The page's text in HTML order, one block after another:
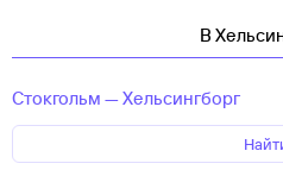
В
Стокгольм — Хельсингборг